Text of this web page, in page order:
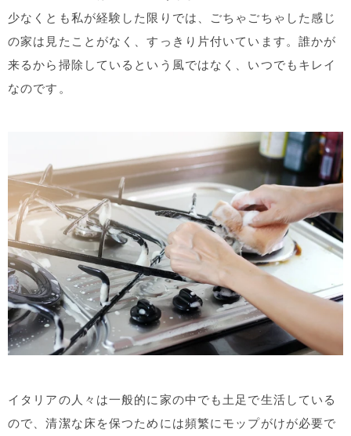
少なくとも私が経験した限りでは、ごちゃごちゃした感じ
の家は見たことがなく、すっきり片付いています。誰かが
来るから掃除しているという風ではなく、いつでもキレイ
なのです。
イタリアの人々は一般的に家の中でも土足で生活している
ので、清潔な床を保つためには頻繁にモップがけが必要で